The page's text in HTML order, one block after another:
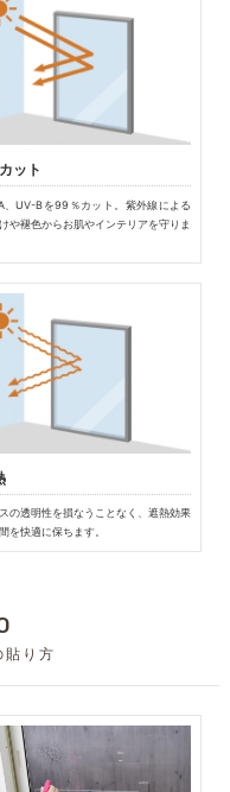
ット
、UV-Bを99％カット。紫外線による
や褪色からお肌やインテリアを守りま
の透明性を損なうことなく、遮熱効果
を快適に保ちます。
貼り方